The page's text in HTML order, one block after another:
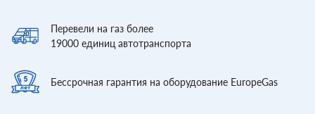
Перевели на газ более
19000 единиц автотранспорта
Бессрочная гарантия на оборудование EuropeGas